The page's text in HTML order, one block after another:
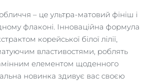
– це ультра-матовий фініш і
флаконі. Інноваційна формула
корейської білої лілії,
властивостями, роблять
елементом щоденного
новинка здивує вас своєю